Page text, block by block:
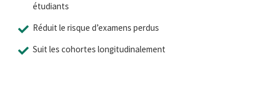
étudiants
Réduit le risque d’examens perdus
Suit les cohortes longitudinalement